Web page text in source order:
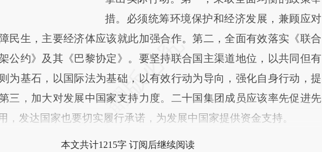
措。必须统筹环境保护和经济发展，兼顾应对
民生，主要经济体应该就此加强合作。第二，全面有效落实《联合
公约》及其《巴黎协定》。要坚持联合国主渠道地位，以共同但有
为基石，以国际法为基础，以有效行动为导向，强化自身行动，提
三，加大对发展中国家支持力度。二十国集团成员应该率先促进先
，发达国家也要切实履行承诺，为发展中国家提供资金支持。
本文共计1215字 订阅后继续阅读